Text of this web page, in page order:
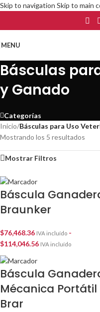
Skip to navigation Skip to main
MENU
Básculas
y Ganado
Categorías
Inicio/Básculas para Uso
Mostrando los 5 resultados
Mostrar Filtros
Báscula
Braunker
$76,468.36 IVA incluído -
$114,046.56 IVA incluído
Báscula
Mécanica Portátil
Brar